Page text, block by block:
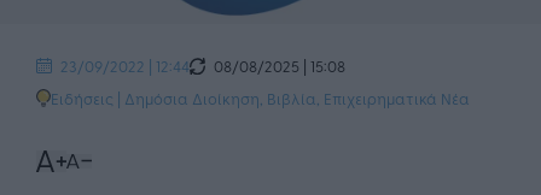
23/09/2022 | 12:44
08/08/2025 | 15:08
Ειδήσεις | Δημόσια Διοίκηση Βιβλία Επιχειρηματικά Νέα